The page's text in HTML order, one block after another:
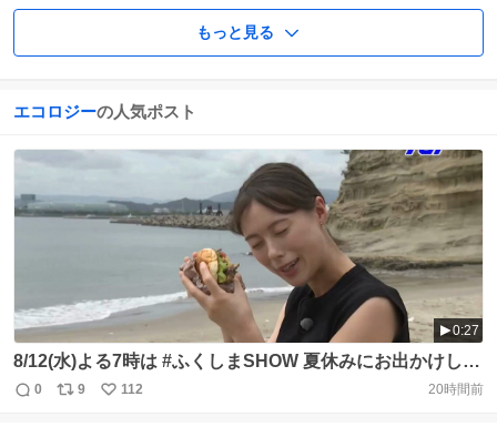
もっと見る
エコロジーの人気ポスト
0:27
8/12(水)よる7時は #ふくしまSHOW 夏休みにお出かけした
い！ #いわき市 小名浜特集🐟 ▽海の幸満載のデカ盛りメ
返
0
リ
9
い
112 20時間前